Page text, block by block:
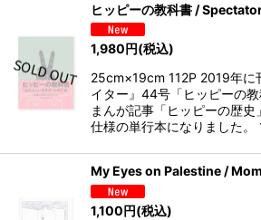
ヒッピーの教科書 /
1,980 円(税込)
25cm×19cm 112P 2019年に
イター』44号「ヒッピーの
まんが記事「ヒッピーの歴史
仕様の単行本になりました
My Eyes on Palestine /
1,100円(税込)